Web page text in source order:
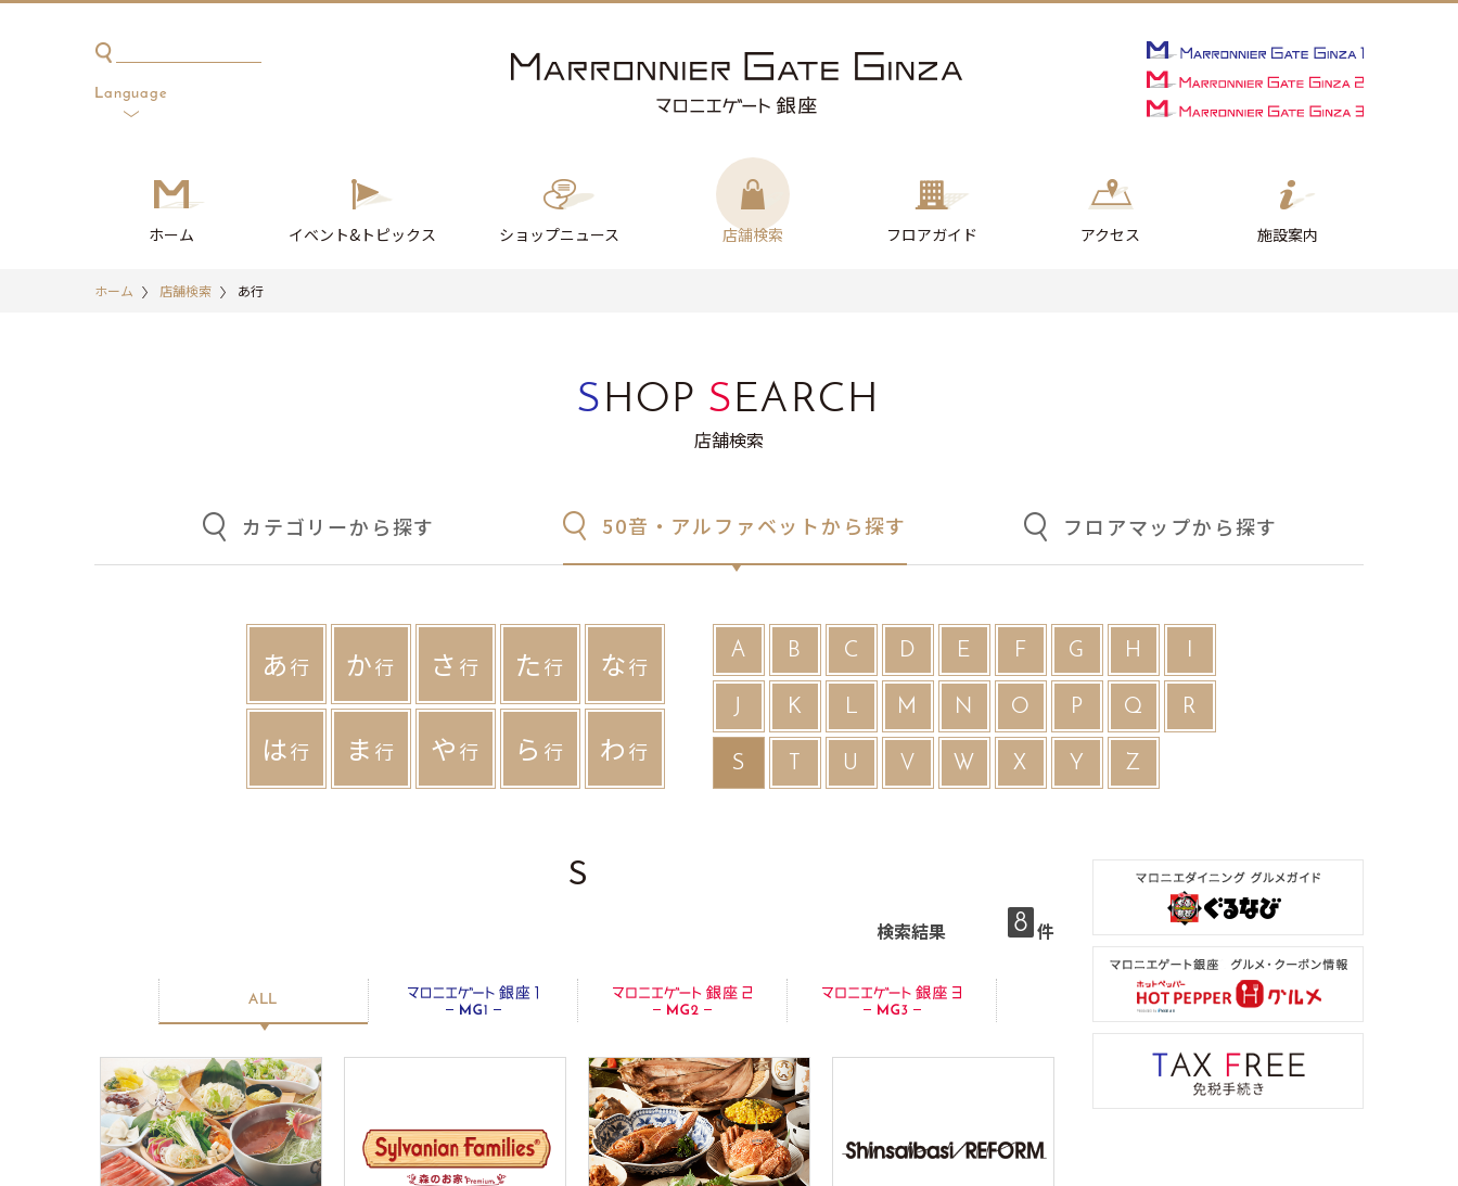
Language
日本語
繁体中文
ホーム イベント&トピックス ショップニュース 店舗検索 フロアガイド アクセス 施設案内
ホーム 店舗検索 あ行
SHOP SEARCH
店舗検索
カテゴリーから探す 50音・アルファベットから探す フロアマップから探す
あ行 か行 さ 行 た行 な行
は行 ま 行 や行 ら 行 わ行
A B C D E F G H I
J K L M N O P Q R
S T U V W X Y Z
S
検索結果 8 件
ALL
マロニエゲート銀座１ マロニエゲート銀座２ マロニエゲート銀座３